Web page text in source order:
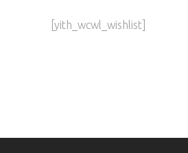
[yith_wcwl_wishlist]